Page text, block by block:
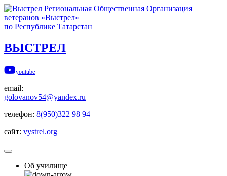
Региональная Общественная Организация
ветеранов «Выстрел»
по Республике Татарстан
ВЫСТРЕЛ
youtube
email:
golovanov54@yandex.ru
телефон: 8(950)322 98 94
сайт: vystrel.org
Об училище